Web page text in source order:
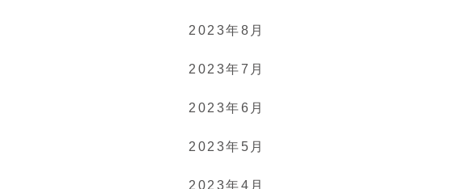
2023年8月
2023年7月
2023年6月
2023年5月
2023年4月